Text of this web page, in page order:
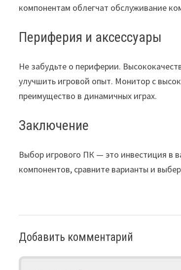
компонентам облегчат обслуживание
Периферия и аксессуары
Не забудьте о периферии.
улучшить игровой опыт. Монитор с
преимущество в динамичных играх.
Заключение
Выбор игрового ПК — это инвестиция в
компонентов, сравните варианты и
Добавить комментарий